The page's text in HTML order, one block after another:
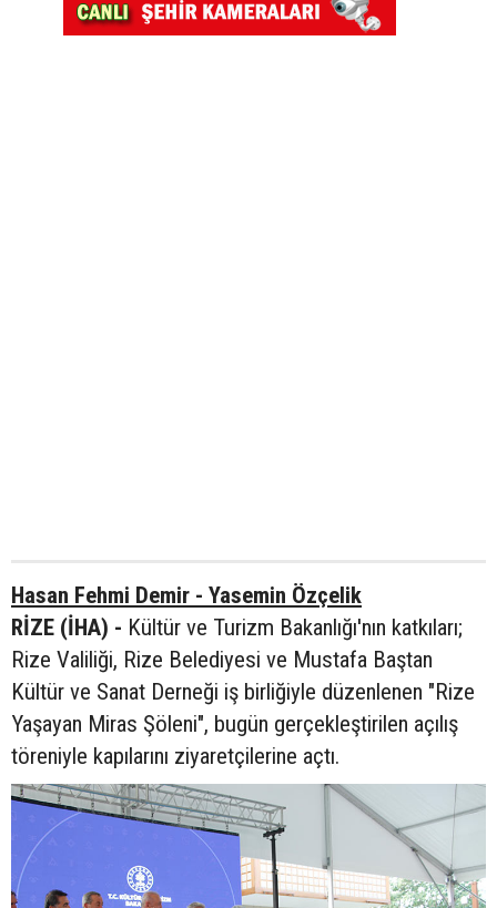
Hasan Fehmi Demir - Yasemin Özçelik
RİZE (İHA) - Kültür ve Turizm Bakanlığı'nın katkıları;
Rize Valiliği, Rize Belediyesi ve Mustafa Baştan
Kültür ve Sanat Derneği iş birliğiyle düzenlenen "Rize
Yaşayan Miras Şöleni", bugün gerçekleştirilen açılış
töreniyle kapılarını ziyaretçilerine açtı.